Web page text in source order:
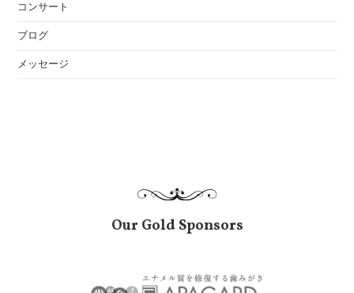
コンサート
ブログ
メッセージ
Our Gold Sponsors